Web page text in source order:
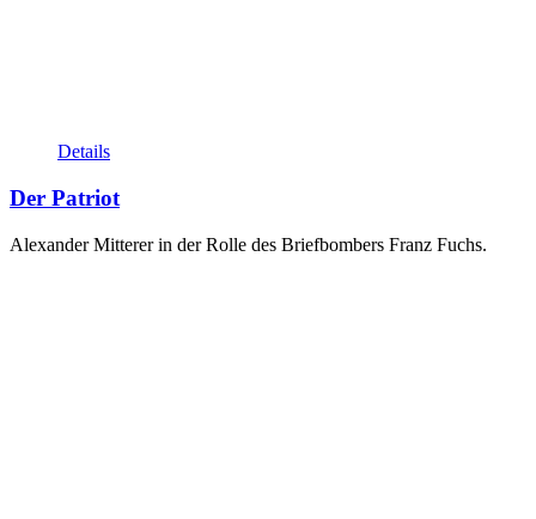
Details
Der Patriot
Alexander Mitterer in der Rolle des Briefbombers Franz Fuchs.